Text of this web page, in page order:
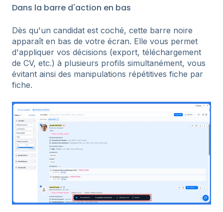
Dans la barre d'action en bas
Dès qu'un candidat est coché, cette barre noire
apparaît en bas de votre écran. Elle vous permet
d'appliquer vos décisions (export, téléchargement
de CV, etc.) à plusieurs profils simultanément, vous
évitant ainsi des manipulations répétitives fiche par
fiche.